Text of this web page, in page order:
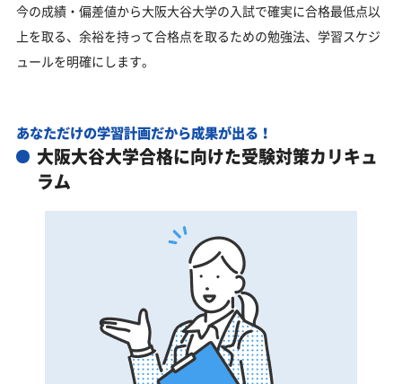
今の成績・偏差値から大阪大谷大学の入試で確実に合格最低点以
上を取る、余裕を持って合格点を取るための勉強法、学習スケジ
ュールを明確にします。
あなただけの学習計画だから成果が出る！
大阪大谷大学合格に向けた受験対策カリキュ
ラム